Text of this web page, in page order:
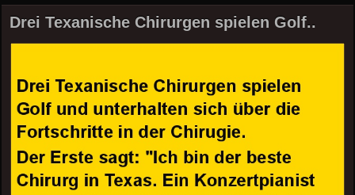
Drei Texanische Chirurgen spielen Golf..